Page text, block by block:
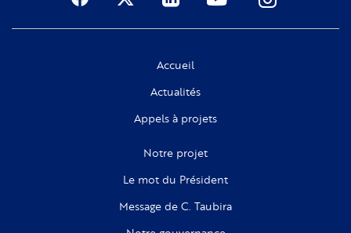
Accueil
Actualités
Appels à projets
Notre projet
Le mot du Président
Message de C. Taubira